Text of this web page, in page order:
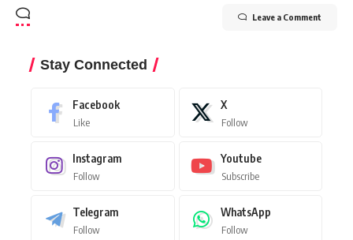
Leave a Comment
Stay Connected
Facebook
Like
X
Follow
Instagram
Follow
Youtube
Subscribe
Telegram
Follow
WhatsApp
Follow